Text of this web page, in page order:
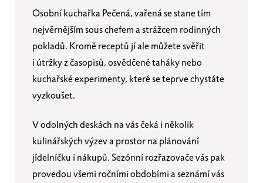
Osobní kuchařka Pečená, vařená se stane tím
nejvěrnějším sous chefem a strážcem rodinných
pokladů. Kromě receptů jí ale můžete svěřit
i útržky z časopisů, osvědčené taháky nebo
kuchařské experimenty, které se teprve chystáte
vyzkoušet.
V odolných deskách na vás čeká i několik
kulinářských výzev a prostor na plánování
jídelníčku i nákupů. Sezónní rozřazovače vás pak
provedou všemi ročními obdobími a seznámí vás